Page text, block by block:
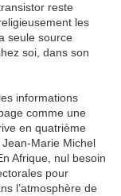
reste
les
seule source
soi, dans son
informations
comme une
en quatrième
Marie Michel
Afrique, nul besoin
pour
l’atmosphère de